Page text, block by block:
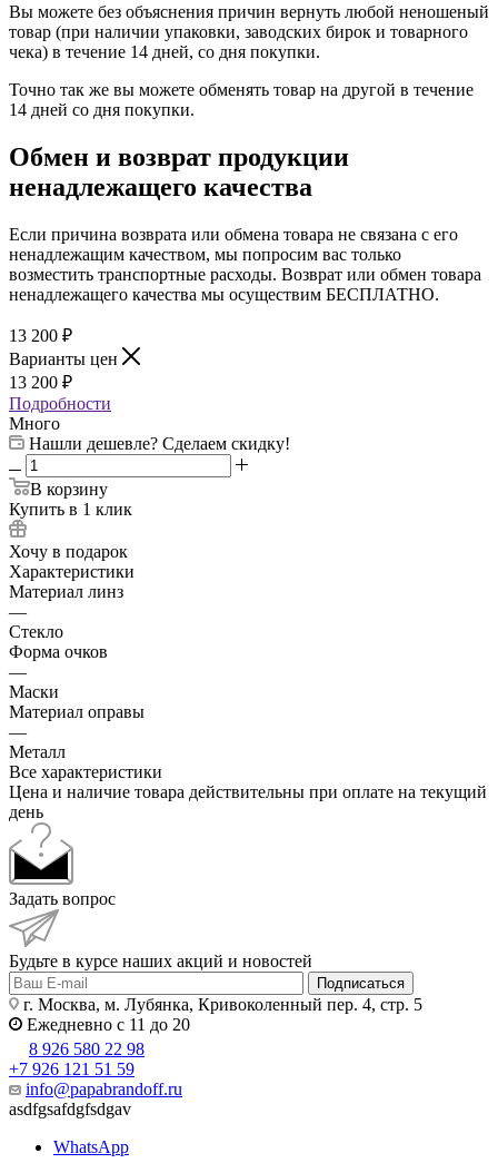
Вы можете без объяснения причин вернуть любой неношеный
товар (при наличии упаковки, заводских бирок и товарного
чека) в течение 14 дней, со дня покупки.
Точно так же вы можете обменять товар на другой в течение
14 дней со дня покупки.
Обмен и возврат продукции
ненадлежащего качества
Если причина возврата или обмена товара не связана с его
ненадлежащим качеством, мы попросим вас только
возместить транспортные расходы. Возврат или обмен товара
ненадлежащего качества мы осуществим БЕСПЛАТНО.
13 200 ₽
Варианты цен
13 200 ₽
Подробности
Много
Нашли дешевле? Сделаем скидку!
В корзину
Купить в 1 клик
Хочу в подарок
Характеристики
Материал линз
—
Стекло
Форма очков
—
Маски
Материал оправы
—
Металл
Все характеристики
Цена и наличие товара действительны при оплате на текущий
день
Задать вопрос
Будьте в курсе наших акций и новостей
Подписаться
г. Москва, м. Лубянка, Кривоколенный пер. 4, стр. 5
Ежедневно с 11 до 20
8 926 580 22 98
+7 926 121 51 59
info@papabrandoff.ru
asdfgsafdgfsdgav
WhatsApp